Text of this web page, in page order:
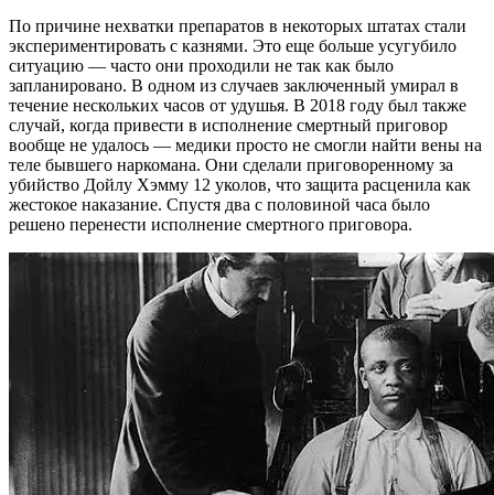
По причине нехватки препаратов в некоторых штатах стали
экспериментировать с казнями. Это еще больше усугубило
ситуацию — часто они проходили не так как было
запланировано. В одном из случаев заключенный умирал в
течение нескольких часов от удушья. В 2018 году был также
случай, когда привести в исполнение смертный приговор
вообще не удалось — медики просто не смогли найти вены на
теле бывшего наркомана. Они сделали приговоренному за
убийство Дойлу Хэмму 12 уколов, что защита расценила как
жестокое наказание. Спустя два с половиной часа было
решено перенести исполнение смертного приговора.